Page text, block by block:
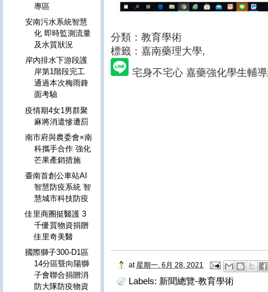
分類：教育學術
標籤：嘉南藥理大學,
宅身不宅心 嘉藥強化學生輔
at星期一, 6月 28, 2021
Labels: 新聞總覽-教育學術
專區
安南污水系統智慧
化 即時監測流量
及水質狀況
岸內排水下游段護
岸第1階段完工
通過本次梅雨鋒
面考驗
疫情期4女1男群聚
麻將消遣慘遭罰
南市府與農委會×南
科攜手合作 強化
芒果產銷措施
臺南首創公車站AI
智慧防疫系統 智
慧城市科技防疫
佳里商圈挺醫護 3
千優質物資捐贈
佳里奇美醫
國際獅子300-D1區
14分區曁向陽獅
子會聯合捐贈消
防大隊防疫物資